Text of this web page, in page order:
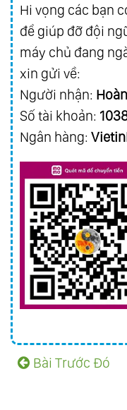
Hi vọng các bạn
để giúp đỡ đội
máy chủ đang
xin gửi về:
Người nhận:
Số tài khoản:
Ngân hàng:
Bài Trước Đó